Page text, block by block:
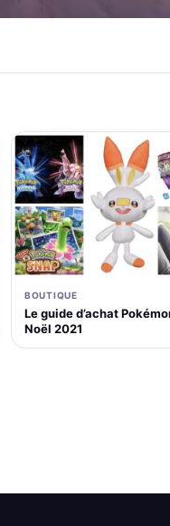
BOUTIQUE
Le guide d’achat
Noël 2021